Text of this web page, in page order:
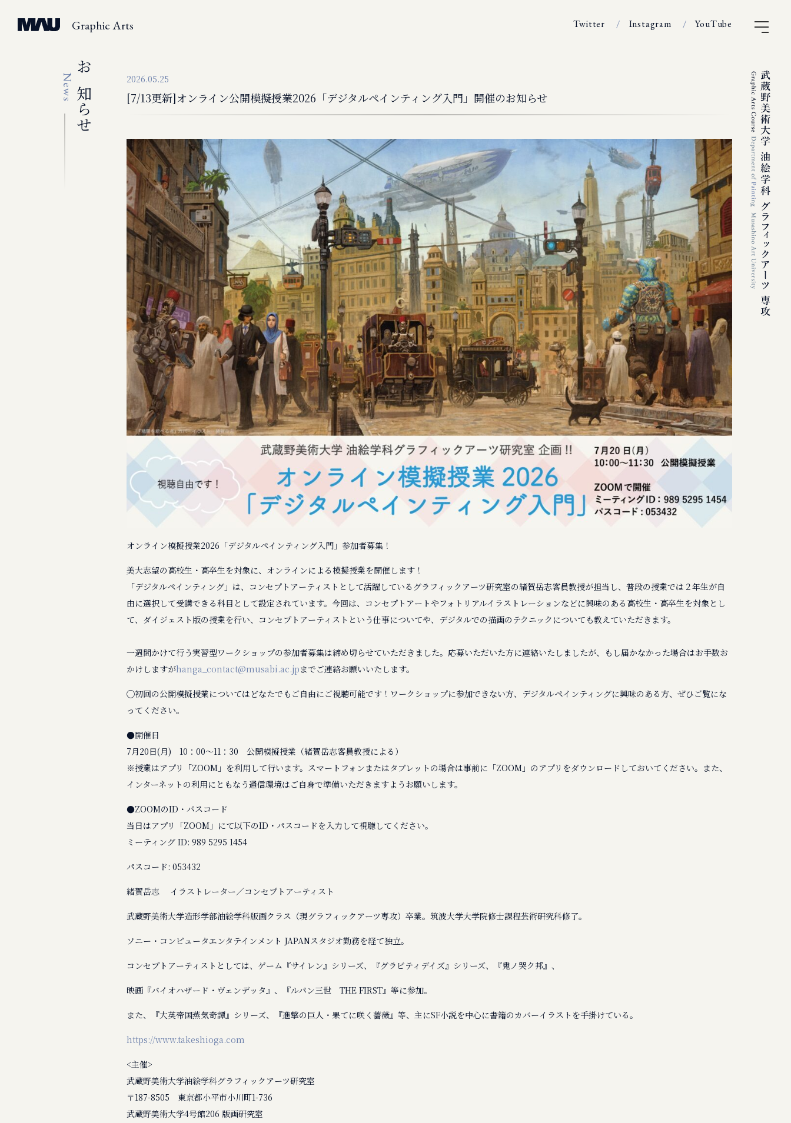
Graphic Arts Twitter Instagram YouTube
お知らせ
News 2026.05.25
[7/13更新]オンライン公開模擬授業2026「デジタルペインティング入門」開催のお知らせ
オンライン模擬授業2026「デジタルペインティング入門」参加者募集！
美大志望の高校生・高卒生を対象に、オンラインによる模擬授業を開催します！
「デジタルペインティング」は、コンセプトアーティストとして活躍しているグラフィックアーツ研究室の緒賀岳志客員教授が担当し、普段の授業では２年生が自
由に選択して受講できる科目として設定されています。今回は、コンセプトアートやフォトリアルイラストレーションなどに興味のある高校生・高卒生を対象とし
て、ダイジェスト版の授業を行い、コンセプトアーティストという仕事についてや、デジタルでの描画のテクニックについても教えていただきます。
一週間かけて行う実習型ワークショップの参加者募集は締め切らせていただきました。応募いただいた方に連絡いたしましたが、もし届かなかった場合はお手数お
かけしますがhanga_contact@musabi.ac.jpまでご連絡お願いいたします。
◯初回の公開模擬授業についてはどなたでもご自由にご視聴可能です！ワークショップに参加できない方、デジタルペインティングに興味のある方、ぜひご覧にな
ってください。
●開催日
7月20日(月) 10：00～11：30 公開模擬授業（緒賀岳志客員教授による）
※授業はアプリ「ZOOM」を利用して行います。スマートフォンまたはタブレットの場合は事前に「ZOOM」のアプリをダウンロードしておいてください。また、
インターネットの利用にともなう通信環境はご自身で準備いただきますようお願いします。
●ZOOMのID・パスコード
当日はアプリ「ZOOM」にて以下のID・パスコードを入力して視聴してください。
ミーティング ID: 989 5295 1454
パスコード: 053432
緒賀岳志 イラストレーター／コンセプトアーティスト
武蔵野美術大学造形学部油絵学科版画クラス（現グラフィックアーツ専攻）卒業。筑波大学大学院修士課程芸術研究科修了。
ソニー・コンピュータエンタテインメント JAPANスタジオ勤務を経て独立。
コンセプトアーティストとしては、ゲーム『サイレン』シリーズ、『グラビティデイズ』シリーズ、『鬼ノ哭ク邦』、
映画『バイオハザード・ヴェンデッタ』、『ルパン三世 THE FIRST』等に参加。
また、『大英帝国蒸気奇譚』シリーズ、『進撃の巨人・果てに咲く薔薇』等、主にSF小説を中心に書籍のカバーイラストを手掛けている。
https://www.takeshioga.com
<主催>
武蔵野美術大学油絵学科グラフィックアーツ研究室
〒187-8505 東京都小平市小川町1-736
武蔵野美術大学4号館206 版画研究室